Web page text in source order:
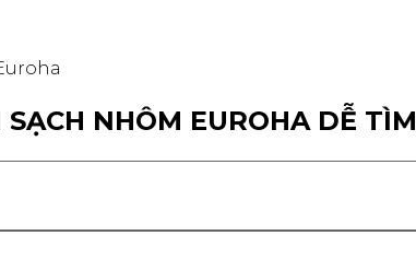
NHÔM EUROHA DỄ TÌM